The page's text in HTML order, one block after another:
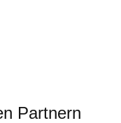
Partnern